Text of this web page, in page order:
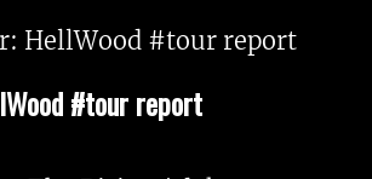
#tour report